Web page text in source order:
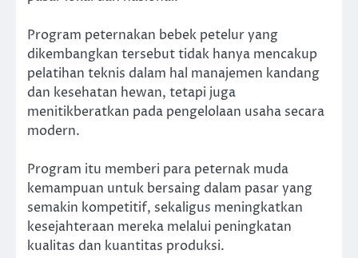
Program peternakan bebek petelur yang
dikembangkan tersebut tidak hanya mencakup
pelatihan teknis dalam hal manajemen kandang
dan kesehatan hewan, tetapi juga
menitikberatkan pada pengelolaan usaha secara
modern.
Program itu memberi para peternak muda
kemampuan untuk bersaing dalam pasar yang
semakin kompetitif, sekaligus meningkatkan
kesejahteraan mereka melalui peningkatan
kualitas dan kuantitas produksi.